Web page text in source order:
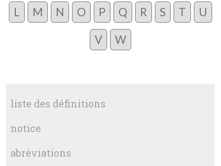
L M N O P Q R S T U
V W
liste des définitions
notice
abréviations